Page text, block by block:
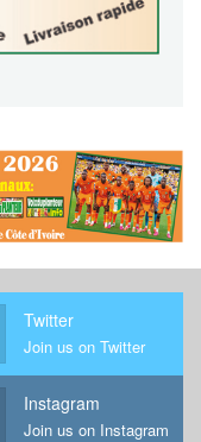
Twitter
Join us on Twitter
Instagram
Join us on Instagram